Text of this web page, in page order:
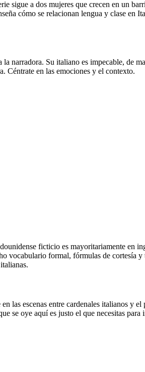
sigue a dos mujeres que crecen en un
cómo se relacionan lengua y clase
la narradora. Su italiano es impecable, de
Céntrate en las emociones y el contexto.
ficticio es mayoritariamente en
vocabulario formal, fórmulas de cortesía
en las escenas entre cardenales italianos y
se oye aquí es justo el que necesitas